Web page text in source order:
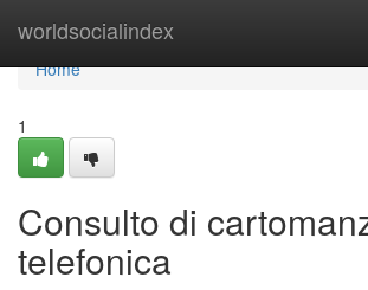
worldsocialindex
Home
Home
1
Consulto di
telefonica